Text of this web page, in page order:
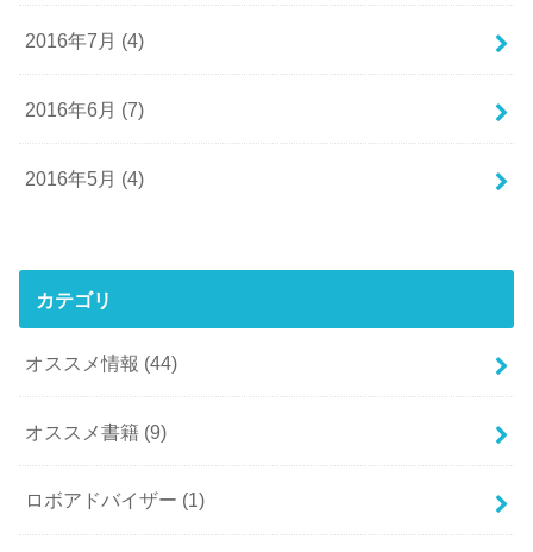
2016年7月 (4)
2016年6月 (7)
2016年5月 (4)
カテゴリ
オススメ情報 (44)
オススメ書籍 (9)
ロボアドバイザー (1)